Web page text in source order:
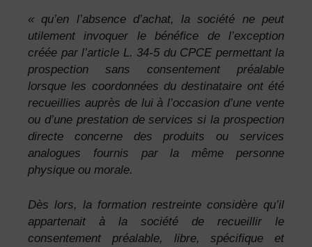
« qu’en l’absence d’achat, la société ne peut
utilement invoquer le bénéfice de l’exception
créée par l’article L. 34-5 du CPCE permettant la
prospection sans consentement préalable
lorsque les coordonnées du destinataire ont été
recueillies auprès de lui à l’occasion d’une vente
ou d’une prestation de services si la prospection
directe concerne des produits ou services
analogues fournis par la même personne
physique ou morale.
Dès lors, la formation restreinte considère qu’il
appartenait à la société de recueillir le
consentement préalable, libre, spécifique et